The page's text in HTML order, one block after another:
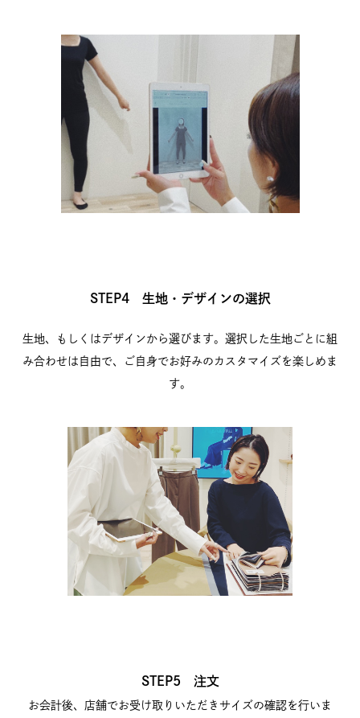
STEP4 生地・デザインの選択
生地、もしくはデザインから選びます。選択した生地ごとに組
み合わせは自由で、ご自身でお好みのカスタマイズを楽しめま
す。
STEP5 注文
お会計後、店舗でお受け取りいただきサイズの確認を行いま